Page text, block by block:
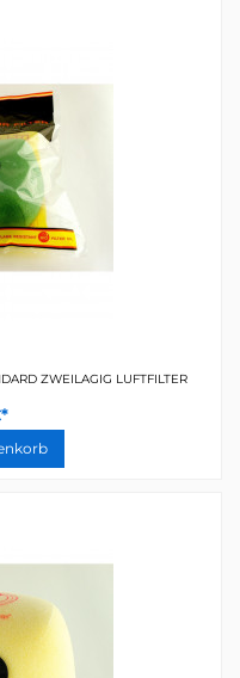
ZWEILAGIG LUFTFILTER